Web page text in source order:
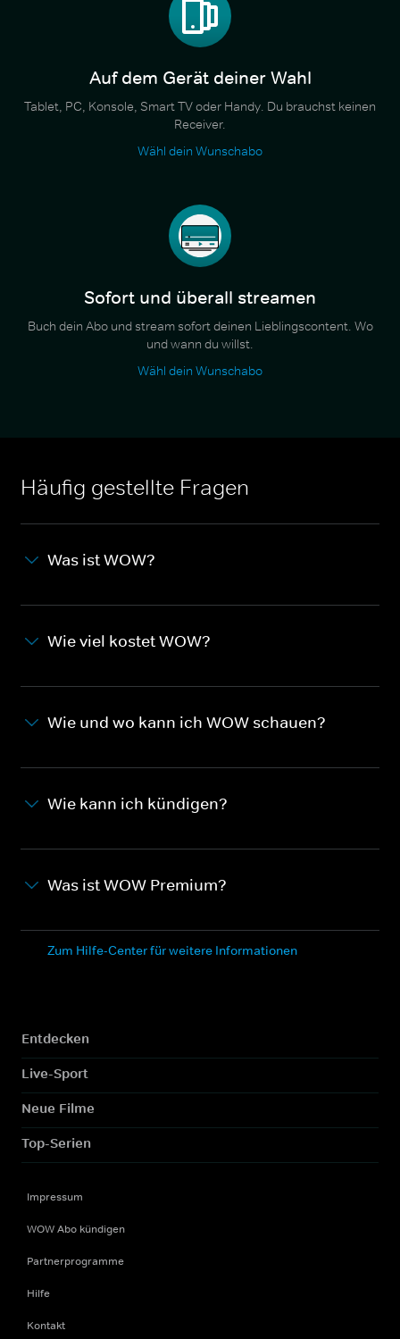
Auf dem Gerät deiner Wahl
Tablet, PC, Konsole, Smart TV oder Handy. Du brauchst keinen
Receiver.
Wähl dein Wunschabo
Sofort und überall streamen
Buch dein Abo und stream sofort deinen Lieblingscontent. Wo
und wann du willst.
Wähl dein Wunschabo
Häufig gestellte Fragen
Was ist WOW?
Wie viel kostet WOW?
Wie und wo kann ich WOW schauen?
Wie kann ich kündigen?
Was ist WOW Premium?
Zum Hilfe-Center für weitere Informationen
Entdecken
Live-Sport
Neue Filme
Top-Serien
Impressum
WOW Abo kündigen
Partnerprogramme
Hilfe
Kontakt